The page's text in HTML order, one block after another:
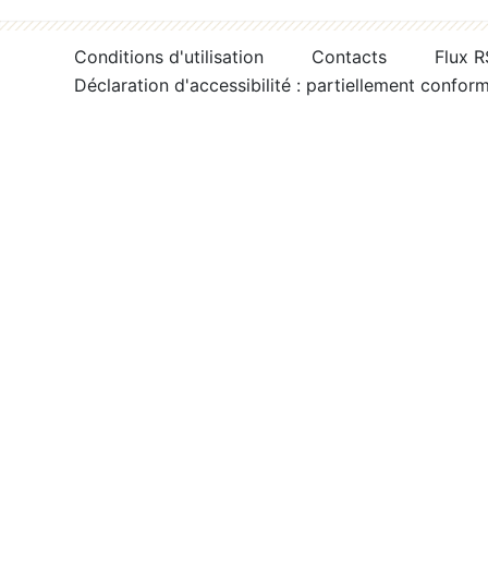
Conditions d'utilisation Contacts
Flux
Déclaration d'accessibilité : partiellement